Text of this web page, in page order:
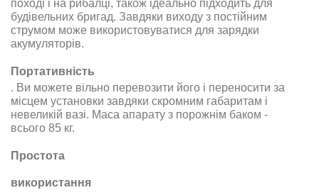
поході і на рибалці, також ідеально підходить для
будівельних бригад. Завдяки виходу з постійним
струмом може використовуватися для зарядки
акумуляторів.
Портативність
. Ви можете вільно перевозити його і переносити за
місцем установки завдяки скромним габаритам і
невеликій вазі. Маса апарату з порожнім баком -
всього 85 кг.
Простота
використання